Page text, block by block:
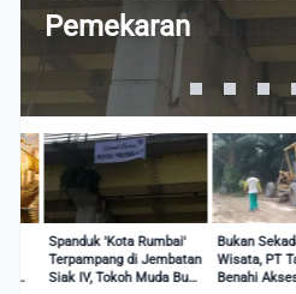
Warga Dua Desa
Panglimo Dalam
Perhatian
Amanah, dan
Pemekaran
Spanduk 'Kota Rumbai'
Terpampang di Jembatan
Siak IV, Tokoh Muda Buka
Bukan Sekadar
Wisata, PT
Benahi Akses